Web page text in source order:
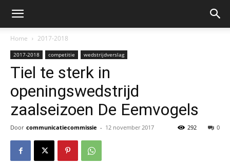
Home 2017-2018
2017-2018 competitie wedstrijdverslag
Tiel te sterk in
openingswedstrijd
zaalseizoen De Eemvogels
Door communicatiecommissie - 12 november 2017 0
292